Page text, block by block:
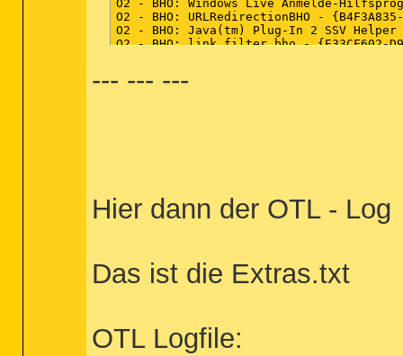
--- --- ---
Hier dann der OTL - Log
Das ist die Extras.txt
OTL Logfile: